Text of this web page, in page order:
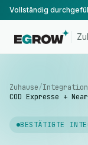
Zuhause/
COD Expresse +
BESTÄTIGTE